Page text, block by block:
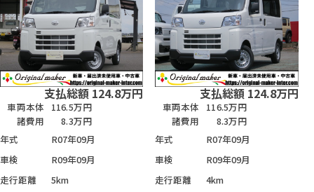
支払総額 124.8万円
車両本体
116.5万円
諸費用
8.3万円
年式
R07年09月
車検
R09年09月
走行距離
5km
支払総額 124.8万円
車両本体
116.5万円
諸費用
8.3万円
年式
R07年09月
車検
R09年09月
走行距離
4km